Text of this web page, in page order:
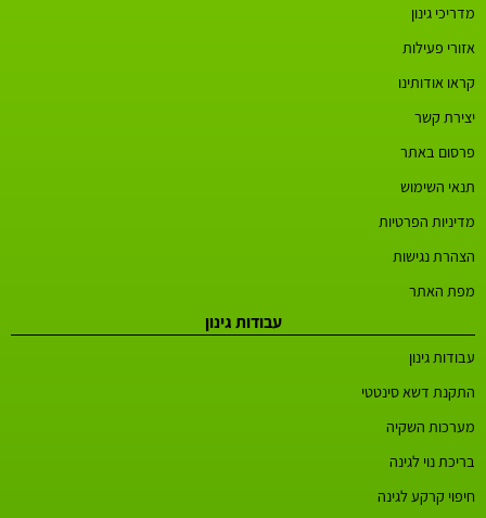
מדריכי גינון
אזורי פעילות
קראו אודותינו
יצירת קשר
פרסום באתר
תנאי השימוש
מדיניות הפרטיות
הצהרת נגישות
מפת האתר
עבודות גינון
עבודות גינון
התקנת דשא סינטטי
מערכות השקיה
בריכת נוי לגינה
חיפוי קרקע לגינה